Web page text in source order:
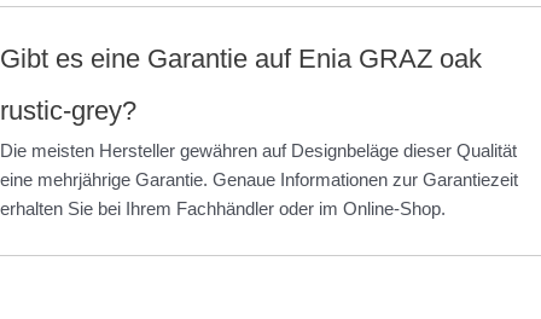
Gibt es eine Garantie auf Enia GRAZ oak
rustic-grey?
Die meisten Hersteller gewähren auf Designbeläge dieser Qualität
eine mehrjährige Garantie. Genaue Informationen zur Garantiezeit
erhalten Sie bei Ihrem Fachhändler oder im Online-Shop.